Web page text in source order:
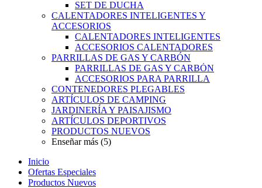
SET DE DUCHA
CALENTADORES INTELIGENTES Y
ACCESORIOS
CALENTADORES INTELIGENTES
ACCESORIOS CALENTADORES
PARRILLAS DE GAS Y CARBÓN
PARRILLAS DE GAS Y CARBÓN
ACCESORIOS PARA PARRILLA
CONTENEDORES PLEGABLES
ARTÍCULOS DE CAMPING
JARDINERÍA Y PAISAJISMO
ARTÍCULOS DEPORTIVOS
PRODUCTOS NUEVOS
Enseñar más (5)
Inicio
Ofertas Especiales
Productos Nuevos